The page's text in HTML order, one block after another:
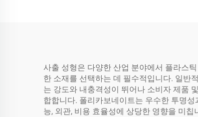
사출 성형은 다양한 산업 분야에서 플라스
한 소재를 선택하는 데 필수적입니다. 일반
는 강도와 내충격성이 뛰어나 소비자 제품
합합니다. 폴리카보네이트는 우수한 투명
능, 외관, 비용 효율성에 상당한 영향을 미